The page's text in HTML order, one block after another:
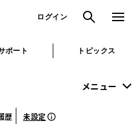
ログイン 検索 メニュ
ポート トピックス
メニュー
歴 未設定